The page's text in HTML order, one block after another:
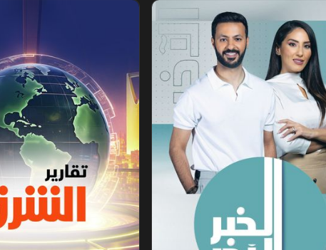
تقارير الشرق